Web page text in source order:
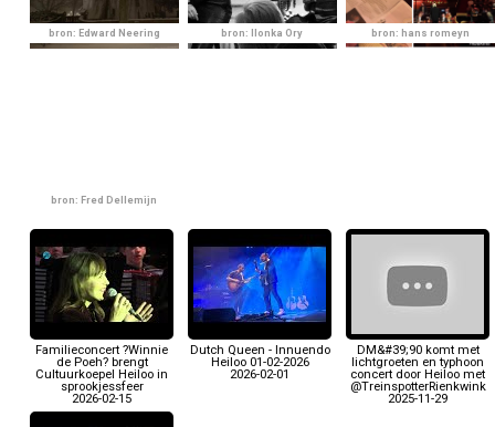
bron: Edward Neering bron: Ilonka Ory bron: hans romeyn
bron: Fred Dellemijn
Familieconcert ?Winnie
de Poeh? brengt
Cultuurkoepel Heiloo in
sprookjessfeer
2026-02-15
Dutch Queen - Innuendo
Heiloo 01-02-2026
2026-02-01
DM&#39;90 komt met
lichtgroeten en typhoon
concert door Heiloo met
@TreinspotterRienkwink
2025-11-29